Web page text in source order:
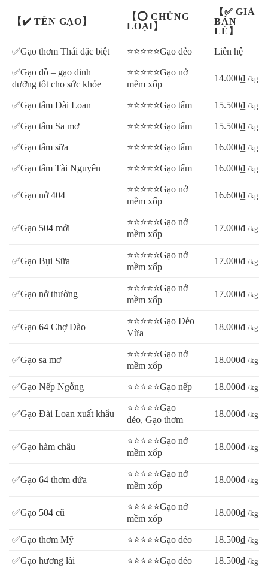
Quý khách:
Gạo sạch – Nguyên chất – An toàn
Gạo không pha lẫn tạp chất
Gạo không có hóa chất bảo quản
Giá gạo hợp lý nhất
hàng tại TPHCM (tuỳ theo số lượng, quý khách vui lòng liên
hệ Hotline: 08.77.99.00.55 để được tư vấn)
Bạn cần biết
Bạn đang cần tìm nhà cung cấp gạo từ thiện giá sỉ cho chùa hay
THIỆN <<<<
Bạn là đại lý, quán cơm, bếp ăn công nghiệp cần tìm nguồn cung
cấp Gạo Tài Nguyên chợ Đào giá sỉ uy tín?
Xem tại đây >>>>CHUYÊN CUNG CẤP GẠO GIÁ SỈ CHO
Bạn đang kinh doanh quán cơm tấm, nhằm thu hút thêm khách
hàng, bạn cần tìm nguồn cung cấp gạo tấm chất lượng?
Xem tại đây >>>>GIÁ GẠO TẤM CÁC LOẠI
Bạn muốn lựa chọn loại gạo phù hợp với gia đình mình, đảm bảo
Xem tại đây >>>>CÁC SẢN PHẨM GẠO NGON <<<<
【✔️ TÊN GẠO】
【⭕ CHỦNG
LOẠI】
【✅ GIÁ
BÁN
LẺ】
✅Gạo thơm Thái đặc biệt
⭐⭐⭐⭐⭐Gạo dẻo Liên hệ
✅Gạo đồ – gạo dinh
dưỡng tốt cho sức khỏe
⭐⭐⭐⭐⭐Gạo nở
mềm xốp
14.000₫ /kg
✅Gạo tấm Đài Loan ⭐⭐⭐⭐⭐Gạo tấm 15.500₫ /kg
✅Gạo tấm Sa mơ ⭐⭐⭐⭐⭐Gạo tấm 15.500₫ /kg
✅Gạo tấm sữa ⭐⭐⭐⭐⭐Gạo tấm 16.000₫ /kg
✅Gạo tấm Tài Nguyên ⭐⭐⭐⭐⭐Gạo tấm 16.000₫ /kg
✅Gạo nở 404
⭐⭐⭐⭐⭐Gạo nở
mềm xốp
16.600₫ /kg
✅Gạo 504 mới
⭐⭐⭐⭐⭐Gạo nở
mềm xốp
17.000₫ /kg
✅Gạo Bụi Sữa
⭐⭐⭐⭐⭐Gạo nở
mềm xốp
17.000₫ /kg
✅Gạo nở thường
⭐⭐⭐⭐⭐Gạo nở
mềm xốp
17.000₫ /kg
✅Gạo 64 Chợ Đào
⭐⭐⭐⭐⭐Gạo Dẻo
Vừa
18.000₫ /kg
✅Gạo sa mơ
⭐⭐⭐⭐⭐Gạo nở
mềm xốp
18.000₫ /kg
✅Gạo Nếp Ngỗng ⭐⭐⭐⭐⭐Gạo nếp 18.000₫ /kg
✅Gạo Đài Loan xuất khẩu
⭐⭐⭐⭐⭐Gạo
dẻo, Gạo thơm
18.000₫ /kg
✅Gạo hàm châu
⭐⭐⭐⭐⭐Gạo nở
mềm xốp
18.000₫ /kg
✅Gạo 64 thơm dứa
⭐⭐⭐⭐⭐Gạo nở
mềm xốp
18.000₫ /kg
✅Gạo 504 cũ
⭐⭐⭐⭐⭐Gạo nở
mềm xốp
18.000₫ /kg
✅Gạo thơm Mỹ ⭐⭐⭐⭐⭐Gạo dẻo 18.500₫ /kg
✅Gạo hương lài ⭐⭐⭐⭐⭐Gạo dẻo 18.500₫ /kg